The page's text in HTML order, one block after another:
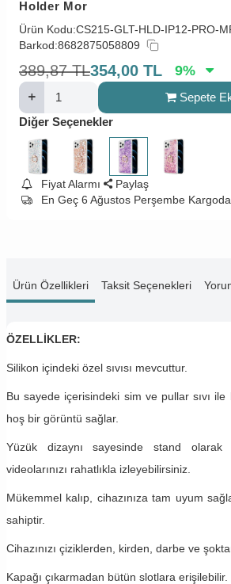
Holder Mor
Ürün Kodu:CS215-GLT-HLD-IP12-PRO-
Barkod:8682875058809
389,87 TL354,00 TL 9%
Sepete
Diğer Seçenekler
Fiyat Alarmı
Paylaş
En Geç 6 Ağustos Perşembe Kargoda
Ürün Özellikleri Taksit Seçenekleri
ÖZELLİKLER:
Silikon içindeki özel sıvısı mevcuttur.
Bu sayede içerisindeki sim ve pullar sıvı
hoş bir görüntü sağlar.
Yüzük dizaynı sayesinde stand
videolarınızı rahatlıkla izleyebilirsiniz.
Mükemmel kalıp, cihazınıza tam uyum
sahiptir.
Cihazınızı çiziklerden, kirden, darbe ve
Kapağı çıkarmadan bütün slotlara erişilebilir.